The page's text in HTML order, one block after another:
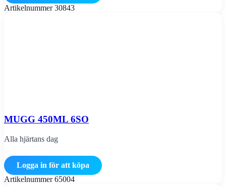
Artikelnummer30843
MUGG 450ML 6SO
Alla hjärtans dag
Logga in för att köpa
Artikelnummer65004